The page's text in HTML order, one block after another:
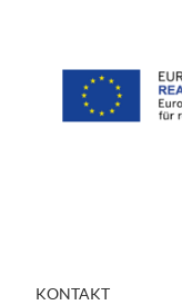
KONTAKT